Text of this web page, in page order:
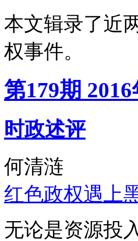
本文辑录了近
权事件。
第179期
时政述评
何清涟
红色政权遇上
无论是资源投